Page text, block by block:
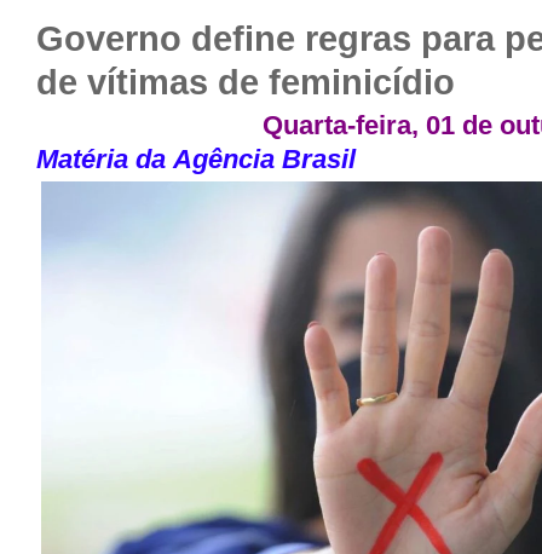
Governo define regras para
de vítimas de feminicídio
Quarta-feira, 01 de
Matéria da Agência Brasil